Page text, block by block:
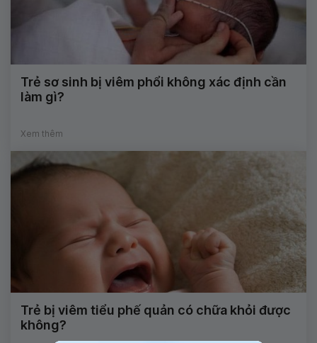
Trẻ sơ sinh bị viêm phổi không xác định cần
làm gì?
Xem thêm
Trẻ bị viêm tiểu phế quản có chữa khỏi được
không?